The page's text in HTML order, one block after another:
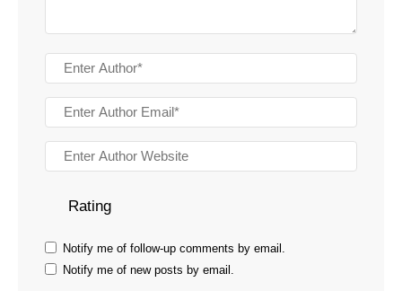
Rating
Notify me of follow-up comments by email.
Notify me of new posts by email.